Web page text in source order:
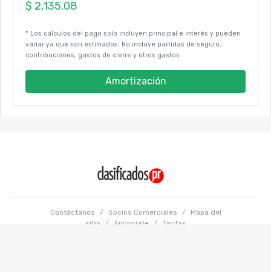
* Los cálculos del pago solo incluyen principal e interés y pueden
variar ya que son estimados. No incluye partidas de seguro,
contribuciones, gastos de cierre y otros gastos
Amortización
Contáctanos / Socios Comerciales /
Mapa del
sitio
/ Anúnciate /
Tarifas